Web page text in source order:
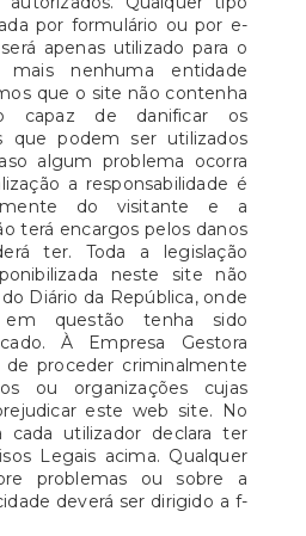
por formulário ou por e-
apenas utilizado para o
nenhuma entidade
que o site não contenha
capaz de danificar os
que podem ser utilizados
algum problema ocorra
a responsabilidade é
do visitante e a
terá encargos pelos danos
ter. Toda a legislação
neste site não
Diário da República, onde
questão tenha sido
À Empresa Gestora
de proceder criminalmente
ou organizações cujas
este web site. No
utilizador declara ter
Legais acima. Qualquer
problemas ou sobre a
deverá ser dirigido a f-